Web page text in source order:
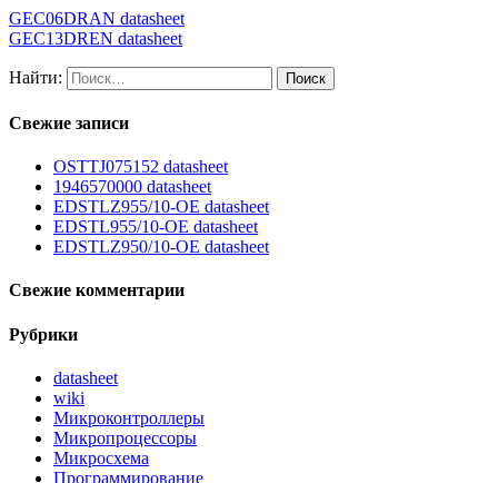
GEC06DRAN datasheet
GEC13DREN datasheet
Найти:
Свежие записи
OSTTJ075152 datasheet
1946570000 datasheet
EDSTLZ955/10-OE datasheet
EDSTL955/10-OE datasheet
EDSTLZ950/10-OE datasheet
Свежие комментарии
Рубрики
datasheet
wiki
Микроконтроллеры
Микропроцессоры
Микросхема
Программирование